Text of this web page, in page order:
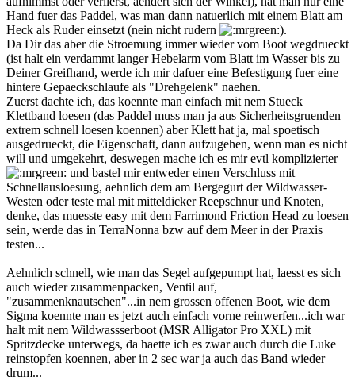
Hand fuer das Paddel, was man dann natuerlich mit einem Blatt am
Heck als Ruder einsetzt (nein nicht rudern
).
Da Dir das aber die Stroemung immer wieder vom Boot wegdrueckt
(ist halt ein verdammt langer Hebelarm vom Blatt im Wasser bis zu
Deiner Greifhand, werde ich mir dafuer eine Befestigung fuer eine
hintere Gepaeckschlaufe als "Drehgelenk" naehen.
Zuerst dachte ich, das koennte man einfach mit nem Stueck
Klettband loesen (das Paddel muss man ja aus Sicherheitsgruenden
extrem schnell loesen koennen) aber Klett hat ja, mal spoetisch
ausgedrueckt, die Eigenschaft, dann aufzugehen, wenn man es nicht
will und umgekehrt, deswegen mache ich es mir evtl komplizierter
und bastel mir entweder einen Verschluss mit
Schnellausloesung, aehnlich dem am Bergegurt der Wildwasser-
Westen oder teste mal mit mitteldicker Reepschnur und Knoten,
denke, das muesste easy mit dem Farrimond Friction Head zu loesen
sein, werde das in TerraNonna bzw auf dem Meer in der Praxis
testen...
Aehnlich schnell, wie man das Segel aufgepumpt hat, laesst es sich
auch wieder zusammenpacken, Ventil auf,
"zusammenknautschen"...in nem grossen offenen Boot, wie dem
Sigma koennte man es jetzt auch einfach vorne reinwerfen...ich war
halt mit nem Wildwassserboot (MSR Alligator Pro XXL) mit
Spritzdecke unterwegs, da haette ich es zwar auch durch die Luke
reinstopfen koennen, aber in 2 sec war ja auch das Band wieder
drum...